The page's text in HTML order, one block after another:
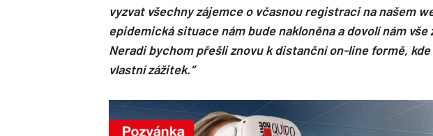
vyzvat všechny zájemce o včasnou registraci na našem
epidemická situace nám bude nakloněna a dovolí nám vše
Neradi bychom přešli znovu k distanční on-line formě,
vlastní zážitek.“